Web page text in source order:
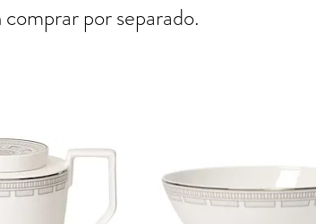
por separado.